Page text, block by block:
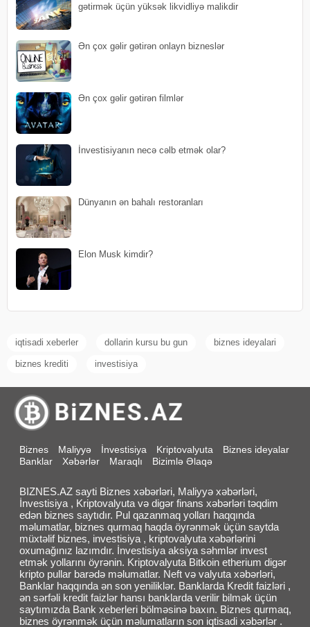
gətirmək üçün yüksək likvidliyə malikdir
Ən çox gəlir gətirən onlayn bizneslər
Ən çox gəlir gətirən filmlər
İnvestisiyanın necə cəlb etmək olar?
Dünyanın ən bahalı restoranları
Elon Musk kimdir?
iqtisadi xeberler dollarin kursu bu gun biznes ideyalari
biznes krediti investisiya
Biznes Maliyyə İnvestisiya Kriptovalyuta
Biznes ideyalar
Banklar
Xəbərlər Maraqlı Bizimlə Əlaqə
BIZNES.AZ sayti Biznes xəbərləri, Maliyyə xəbərləri,
İnvestisiya , Kriptovalyuta və digər finans xəbərləri təqdim
edən biznes saytıdır. Pul qazanmaq yolları haqqında
məlumatlar, biznes qurmaq haqda öyrənmək üçün saytda
müxtəlif biznes, investisiya , kriptovalyuta xəbərlərini
oxumağınız lazımdır. İnvestisiya aksiya səhmlər invest
etmək yollarını öyrənin. Kriptovalyuta Bitkoin etherium digər
kripto pullar barədə məlumatlar. Neft və valyuta xəbərləri,
Banklar haqqında ən son yeniliklər. Banklarda Kredit faizləri ,
ən sərfəli kredit faizlər hansı banklarda verilir bilmək üçün
saytımızda Bank xeberleri bölməsinə baxın. Biznes qurmaq,
biznes öyrənmək üçün məlumatların son iqtisadi xəbərlər .